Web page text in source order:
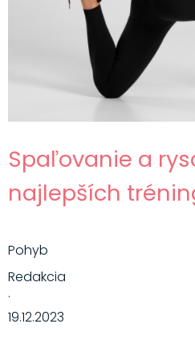
Hlavné jedlá
Šaláty
Dezerty
Nápoje
Ostatné
Motivácia
Zdravie
Spaľovanie a
najlepších
Pohyb
Redakcia
·
19.12.2023